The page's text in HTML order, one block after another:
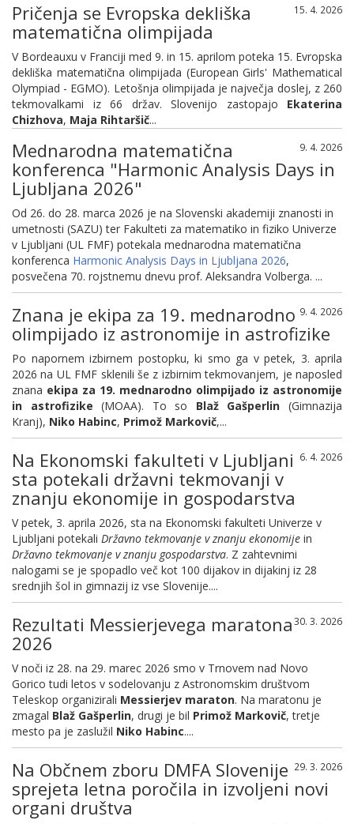
15. 4. 2026
Pričenja se Evropska dekliška
matematična olimpijada
V Bordeauxu v Franciji med 9. in 15. aprilom poteka 15. Evropska
dekliška matematična olimpijada (European Girls' Mathematical
Olympiad - EGMO). Letošnja olimpijada je največja doslej, z 260
tekmovalkami iz 66 držav. Slovenijo zastopajo Ekaterina
Chizhova, Maja Rihtaršič...
9. 4. 2026
Mednarodna matematična
konferenca "Harmonic Analysis Days in
Ljubljana 2026"
Od 26. do 28. marca 2026 je na Slovenski akademiji znanosti in
umetnosti (SAZU) ter Fakulteti za matematiko in fiziko Univerze
v Ljubljani (UL FMF) potekala mednarodna matematična
konferenca Harmonic Analysis Days in Ljubljana 2026,
posvečena 70. rojstnemu dnevu prof. Aleksandra Volberga. ...
9. 4. 2026
Znana je ekipa za 19. mednarodno
olimpijado iz astronomije in astrofizike
Po napornem izbirnem postopku, ki smo ga v petek, 3. aprila
2026 na UL FMF sklenili še z izbirnim tekmovanjem, je naposled
znana ekipa za 19. mednarodno olimpijado iz astronomije
in astrofizike (MOAA). To so Blaž Gašperlin (Gimnazija
Kranj), Niko Habinc, Primož Markovič,...
6. 4. 2026
Na Ekonomski fakulteti v Ljubljani
sta potekali državni tekmovanji v
znanju ekonomije in gospodarstva
V petek, 3. aprila 2026, sta na Ekonomski fakulteti Univerze v
Ljubljani potekali Državno tekmovanje v znanju ekonomije in
Državno tekmovanje v znanju gospodarstva. Z zahtevnimi
nalogami se je spopadlo več kot 100 dijakov in dijakinj iz 28
srednjih šol in gimnazij iz vse Slovenije....
30. 3. 2026
Rezultati Messierjevega maratona
2026
V noči iz 28. na 29. marec 2026 smo v Trnovem nad Novo
Gorico tudi letos v sodelovanju z Astronomskim društvom
Teleskop organizirali Messierjev maraton. Na maratonu je
zmagal Blaž Gašperlin, drugi je bil Primož Markovič, tretje
mesto pa je zaslužil Niko Habinc....
29. 3. 2026
Na Občnem zboru DMFA Slovenije
sprejeta letna poročila in izvoljeni novi
organi društva